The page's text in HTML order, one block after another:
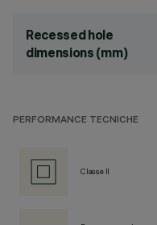
Recessed hole
dimensions (mm)
PERFORMANCE TECNICHE
Classe II